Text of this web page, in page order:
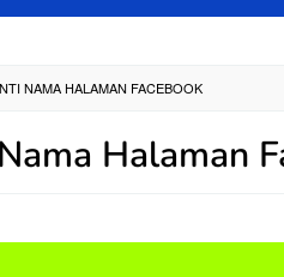
NAMA HALAMAN FACEBOOK
Halaman